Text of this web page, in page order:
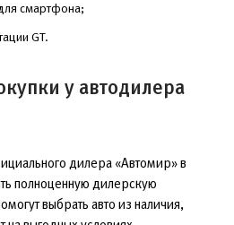
смартфона;
GT.
у автодилера
дилера «Автомир» в
полноценную дилерскую
выбрать авто из наличия,